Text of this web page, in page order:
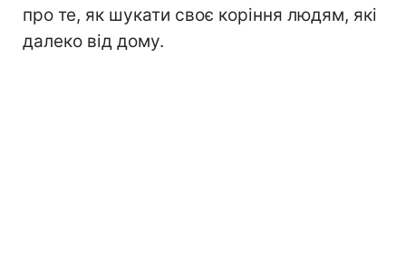
про те, як шукати своє коріння людям, які
далеко від дому.